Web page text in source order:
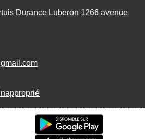
Durance Luberon 1266 avenue